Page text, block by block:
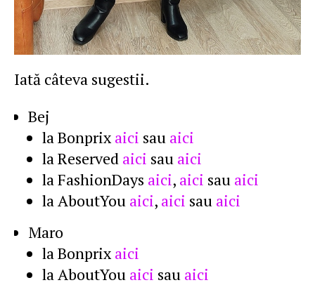
Iată câteva sugestii.
Bej
la Bonprixaici sau aici
la Reserved aici sau aici
la FashionDays aici, aici sau aici
la AboutYou aici, aici sau aici
Maro
la Bonprixaici
la AboutYou aici sau aici